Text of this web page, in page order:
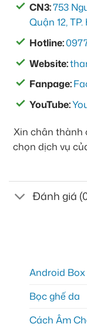
CN3:753
Quận 12,
Hotline:
Website:
Fanpage:
YouTube:
Xin chân thành
chọn dịch vụ
Đánh giá
Android Box
Bọc ghế da
Cách Âm